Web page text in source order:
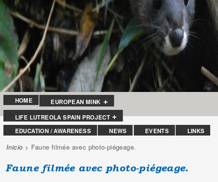
HOME
EUROPEAN MINK
LIFE LUTREOLA SPAIN PROJECT
EDUCATION / AWARENESS
NEWS EVENTS LINKS
You are here
Inicio > Faune filmée avec photo-piégeage.
Faune filmée avec photo-piégeage.